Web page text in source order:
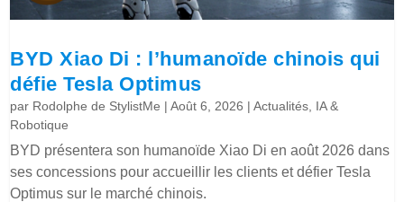
BYD Xiao Di : l’humanoïde chinois qui
défie Tesla Optimus
par Rodolphe de StylistMe |Août 6, 2026 |Actualités IA &
Robotique
BYD présentera son humanoïde Xiao Di en août 2026 dans
ses concessions pour accueillir les clients et défier Tesla
Optimus sur le marché chinois.